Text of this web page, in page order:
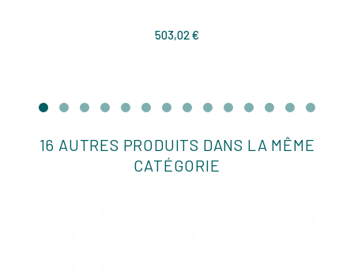
503,02 €
16 AUTRES PRODUITS DANS LA MÊME
CATÉGORIE